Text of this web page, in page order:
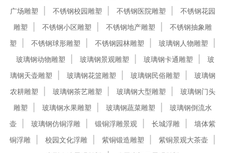
广场雕塑
不锈钢校园雕塑 不锈钢医院雕塑
不锈钢花园
雕塑
不锈钢小区雕塑 不锈钢地产雕塑
不锈钢抽象雕
塑
不锈钢球形雕塑 不锈钢园林雕塑
玻璃钢人物雕塑
玻璃钢动物雕塑
玻璃钢景观雕塑 玻璃钢卡通雕塑
玻
璃钢天壶雕塑
玻璃钢花篮雕塑 玻璃钢民俗雕塑
玻璃钢
农耕雕塑
玻璃钢茶艺雕塑 玻璃钢大型雕塑
玻璃钢门头
雕塑
玻璃钢水果雕塑 玻璃钢蔬菜雕塑
玻璃钢倒流水
壶
玻璃钢仿铜浮雕 锻铜浮雕景观 长城浮雕
墙体紫
铜浮雕
校园文化浮雕 紫铜锻造雕塑
紫铜景观大茶壶